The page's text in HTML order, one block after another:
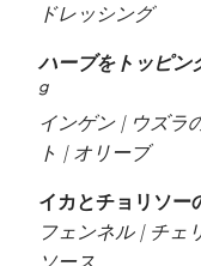
ドレッシング
ハーブをトッピン
g
インゲン | ウズラ
ト | オリーブ
イカとチョリソー
フェンネル | チェ